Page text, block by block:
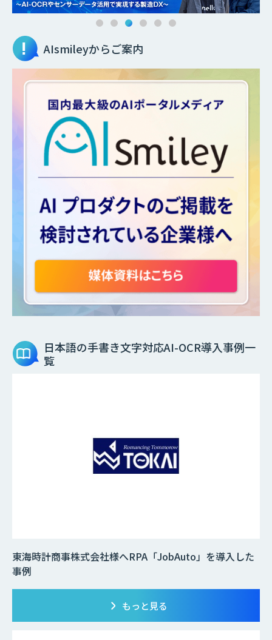
AIsmileyからご案内
日本語の手書き文字対応AI-OCR導入事例一
覧
東海時計商事株式会社様へRPA「JobAuto」を導入した
事例
もっと見る